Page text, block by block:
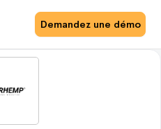
Demandez une démo